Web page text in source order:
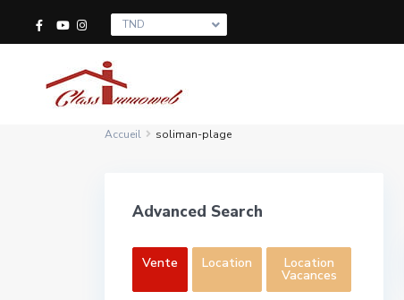
TND
Accueil soliman-plage
Advanced Search
Location Location
Vacances
Vente